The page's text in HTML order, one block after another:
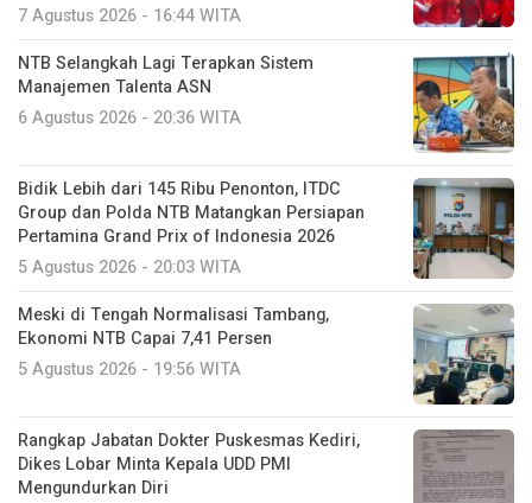
7 Agustus 2026 - 16:44 WITA
NTB Selangkah Lagi Terapkan Sistem
Manajemen Talenta ASN
6 Agustus 2026 - 20:36 WITA
Bidik Lebih dari 145 Ribu Penonton, ITDC
Group dan Polda NTB Matangkan Persiapan
Pertamina Grand Prix of Indonesia 2026
5 Agustus 2026 - 20:03 WITA
Meski di Tengah Normalisasi Tambang,
Ekonomi NTB Capai 7,41 Persen
5 Agustus 2026 - 19:56 WITA
Rangkap Jabatan Dokter Puskesmas Kediri,
Dikes Lobar Minta Kepala UDD PMI
Mengundurkan Diri